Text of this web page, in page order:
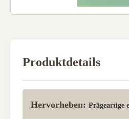
Produktdetails
Hervorheben: Prägeartige